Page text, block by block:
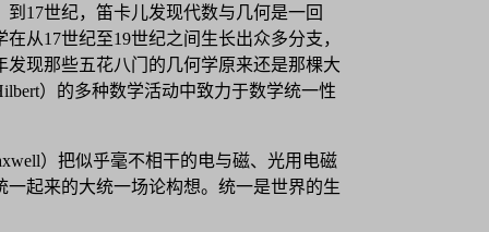
17世纪，笛卡儿发现代数与几何是一回
从17世纪至19世纪之间生长出众多分支，
现那些五花八门的几何学原来还是那棵大
）的多种数学活动中致力于数学统一性
）把似乎毫不相干的电与磁、光用电磁
起来的大统一场论构想。统一是世界的生